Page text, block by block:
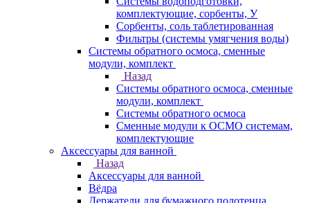
комплектующие, сорбенты, У
Сорбенты, соль таблетированная
Фильтры (системы умягчения воды)
Системы обратного осмоса, сменные
модули, комплект
Назад
Системы обратного осмоса, сменные
модули, комплект
Системы обратного осмоса
Сменные модули к ОСМО системам,
комплектующие
Аксессуары для ванной
Назад
Аксессуары для ванной
Вёдра
Держатели для бумажного полотенца